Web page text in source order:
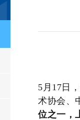
5月17日
术协会、
位之一，